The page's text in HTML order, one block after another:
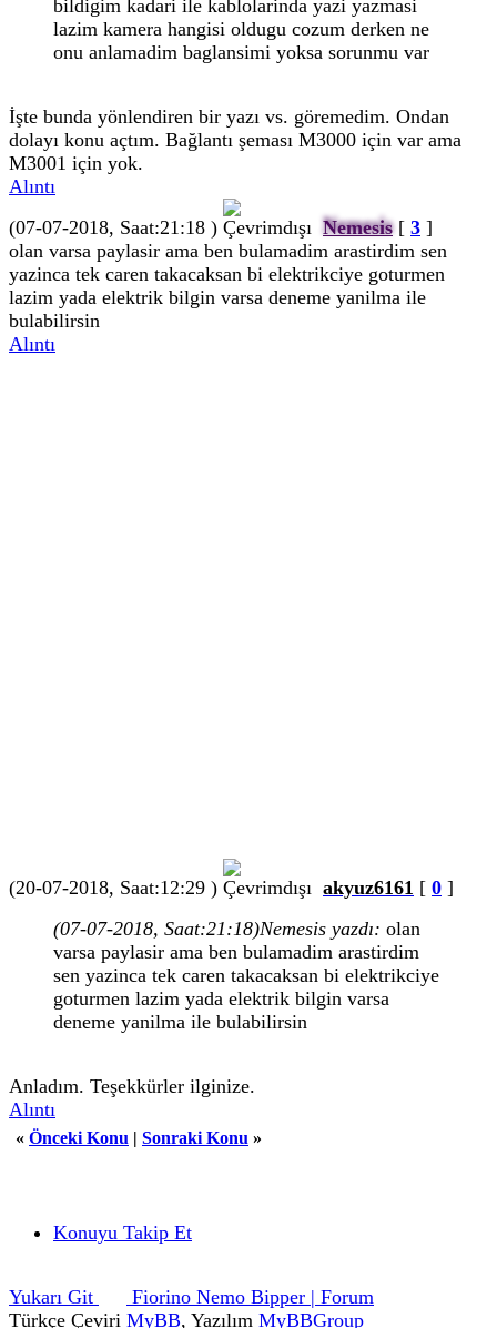
bildigim kadari ile kablolarinda yazi yazmasi
lazim kamera hangisi oldugu cozum derken ne
onu anlamadim baglansimi yoksa sorunmu var
İşte bunda yönlendiren bir yazı vs. göremedim. Ondan
dolayı konu açtım. Bağlantı şeması M3000 için var ama
M3001 için yok.
Alıntı
(07-07-2018, Saat:21:18 )
Nemesis [ 3 ]
olan varsa paylasir ama ben bulamadim arastirdim sen
yazinca tek caren takacaksan bi elektrikciye goturmen
lazim yada elektrik bilgin varsa deneme yanilma ile
bulabilirsin
Alıntı
(20-07-2018, Saat:12:29 ) akyuz6161 [ 0 ]
(07-07-2018, Saat:21:18)Nemesis yazdı: olan
varsa paylasir ama ben bulamadim arastirdim
sen yazinca tek caren takacaksan bi elektrikciye
goturmen lazim yada elektrik bilgin varsa
deneme yanilma ile bulabilirsin
Anladım. Teşekkürler ilginize.
Alıntı
« Önceki Konu | Sonraki Konu »
Konuyu Takip Et
Yukarı Git
Fiorino Nemo Bipper | Forum
Türkçe Çeviri MyBB, Yazılım MyBBGroup